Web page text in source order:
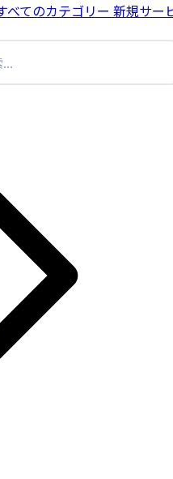
べてのカテゴリー 新規サー